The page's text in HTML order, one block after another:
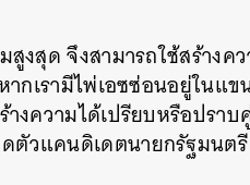
งสุด จึงสามารถใช้สร้างค
กเรามีไพ่เอซซ่อนอยู่ในแข
งความได้เปรียบหรือปรา
ตัวแคนดิเดตนายกรัฐมนตรี